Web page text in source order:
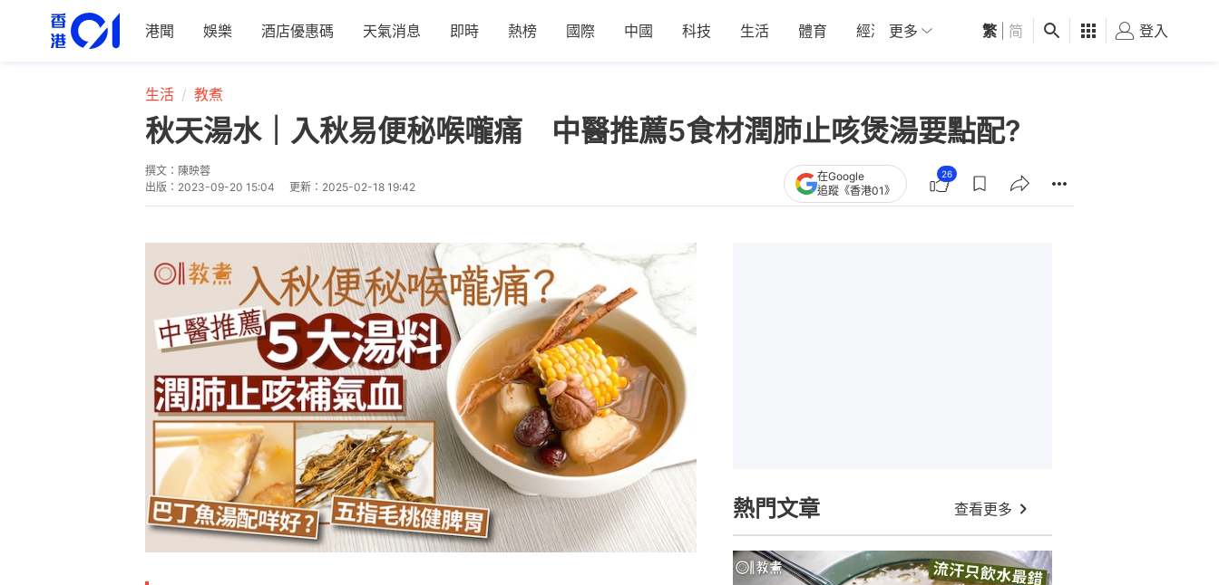
港聞 娛樂 酒店優惠碼 天氣消息 即時 熱榜 國際 中國 科技 生活 體育 經濟 01深圳 觀點 健康 好食玩飛
更多 繁 简 登入
生活 教煮
秋天湯水｜入秋易便秘喉嚨痛 中醫推薦5食材潤肺止咳煲湯要點配?
撰文： 陳映蓉
出版： 2023-09-20 15:04 更新： 2025-02-18 19:42
在Google
追蹤《香港01》
26
熱門文章 查看更多